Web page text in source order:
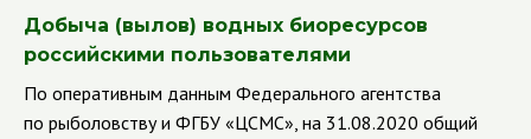
Добыча (вылов) водных биоресурсов
российскими пользователями
По оперативным данным Федерального агентства
по рыболовству и ФГБУ «ЦСМС», на 31.08.2020 общий